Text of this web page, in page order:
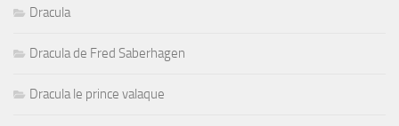
Dracula
Dracula de Fred Saberhagen
Dracula le prince valaque